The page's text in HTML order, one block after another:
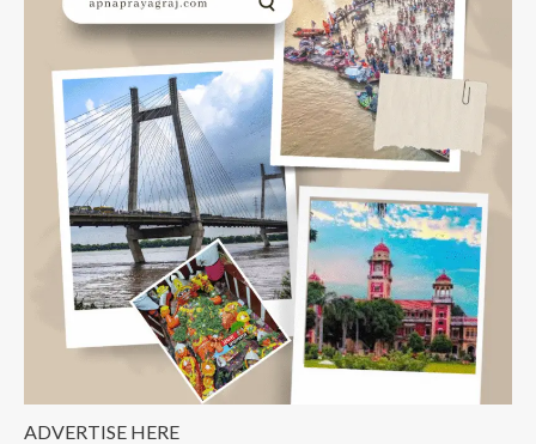
स्टेशन
हैं?
Many
Railway
Stations
are
in
Prayagraj
?
ADVERTISE HERE